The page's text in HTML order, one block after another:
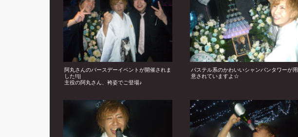
阿丸さんのバースデーイベントが開催されま
した!!||
主役の阿丸さん、袴姿でご登場♪
パステル系のかわいいシャンパンタワーが用
意されていますよ☆